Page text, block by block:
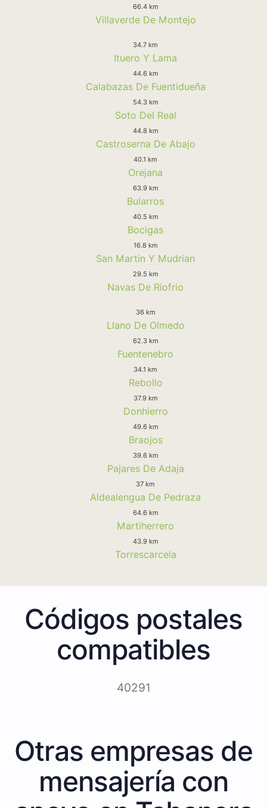
66.4 km
Villaverde De Montejo
34.7 km
Ituero Y Lama
44.6 km
Calabazas De Fuentidueña
54.3 km
Soto Del Real
44.8 km
Castroserna De Abajo
40.1 km
Orejana
63.9 km
Bularros
40.5 km
Bocigas
16.8 km
San Martin Y Mudrian
29.5 km
Navas De Riofrio
36 km
Llano De Olmedo
62.3 km
Fuentenebro
34.1 km
Rebollo
37.9 km
Donhierro
49.6 km
Braojos
39.6 km
Pajares De Adaja
37 km
Aldealengua De Pedraza
64.6 km
Martiherrero
43.9 km
Torrescarcela
Códigos postales
compatibles
40291
Otras empresas de
mensajería con